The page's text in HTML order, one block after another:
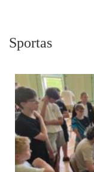
Sportas